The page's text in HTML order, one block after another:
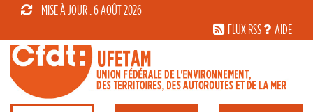
MISE À JOUR : 6 AOÛT 2026
FLUX RSS
AIDE